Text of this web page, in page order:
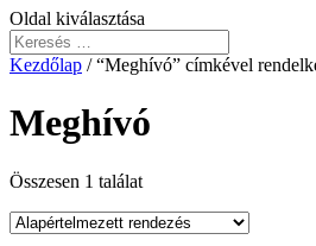
Oldal kiválasztása
Kezdőlap / “Meghívó” címkével
Meghívó
Összesen 1 találat